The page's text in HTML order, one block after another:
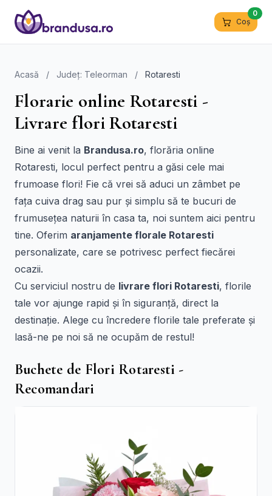
Coș
0
Acasă / Județ: Teleorman / Rotaresti
Florarie online Rotaresti -
Livrare flori Rotaresti
Bine ai venit la Brandusa.ro, florăria online
Rotaresti, locul perfect pentru a găsi cele mai
frumoase flori! Fie că vrei să aduci un zâmbet pe
fața cuiva drag sau pur și simplu să te bucuri de
frumusețea naturii în casa ta, noi suntem aici pentru
tine. Oferim aranjamente florale Rotaresti
personalizate, care se potrivesc perfect fiecărei
ocazii.
Cu serviciul nostru de livrare flori Rotaresti, florile
tale vor ajunge rapid și în siguranță, direct la
destinație. Alege cu încredere florile tale preferate și
lasă-ne pe noi să ne ocupăm de restul!
Buchete de Flori Rotaresti -
Recomandari